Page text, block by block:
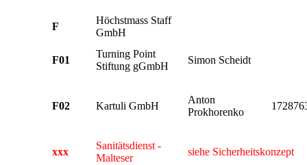
F
Höchstmass Staff
GmbH
F01
Turning Point
Stiftung gGmbH
Simon Scheidt
F02 Kartuli GmbH
Anton
Prokhorenko
xxx
Sanitätsdienst -
Malteser
siehe Sicherheitskonzept